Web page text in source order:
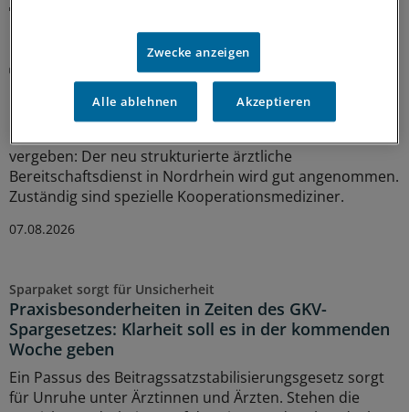
MEHR ZUM THEMA
Neuer Bereitschaftsdienst in Nordrhein ist ein
Erfolgsmodell
vergeben: Der neu strukturierte ärztliche
Bereitschaftsdienst in Nordrhein wird gut angenommen.
Zuständig sind spezielle Kooperationsmediziner.
07.08.2026
Sparpaket sorgt für Unsicherheit
Praxisbesonderheiten in Zeiten des GKV-
Spargesetzes: Klarheit soll es in der kommenden
Woche geben
Ein Passus des Beitragssatzstabilisierungsgesetz sorgt
für Unruhe unter Ärztinnen und Ärzten. Stehen die
Zwecke anzeigen
Alle ablehnen Akzeptieren